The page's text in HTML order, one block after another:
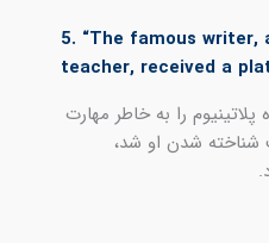
5. “The famous
teacher, received a
پلاتینیوم را به خاطر مهارت
شدن او شد،